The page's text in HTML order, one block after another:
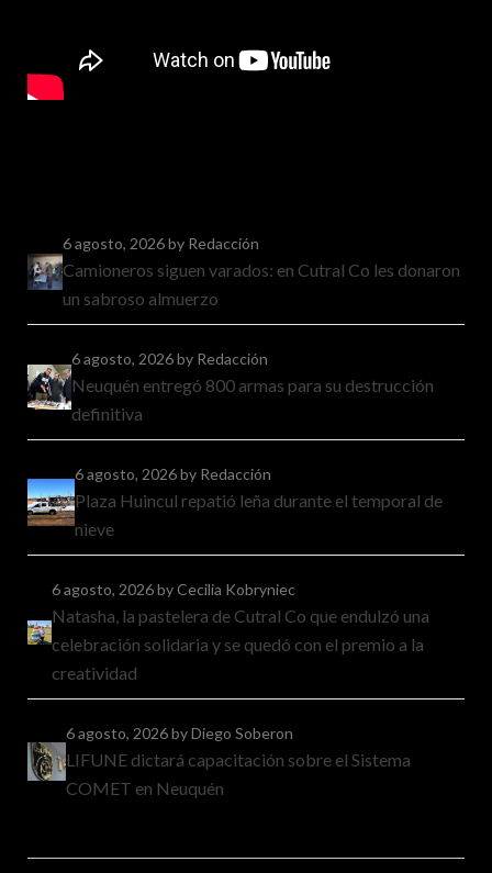
6 agosto, 2026by Redacción
Camioneros siguen varados: en Cutral Co les donaron
un sabroso almuerzo
6 agosto, 2026by Redacción
Neuquén entregó 800 armas para su destrucción
definitiva
6 agosto, 2026by Redacción
Plaza Huincul repatió leña durante el temporal de
nieve
6 agosto, 2026by Cecilia Kobryniec
Natasha, la pastelera de Cutral Co que endulzó una
celebración solidaria y se quedó con el premio a la
creatividad
6 agosto, 2026by Diego Soberon
LIFUNE dictará capacitación sobre el Sistema
COMET en Neuquén